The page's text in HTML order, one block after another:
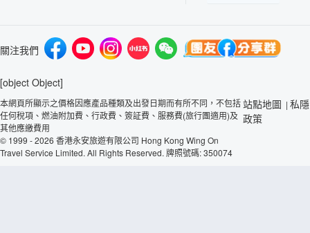
關注我們
[object Object]
本網頁所顯示之價格因應產品種類及出發日期而有所不同，不包括
任何稅項、燃油附加費、行政費、簽証費、服務費(旅行團適用)及
其他應繳費用
© 1999 - 2026 香港永安旅遊有限公司 Hong Kong Wing On
Travel Service Limited. All Rights Reserved. 牌照號碼: 350074
站點地圖 | 私隱
政策